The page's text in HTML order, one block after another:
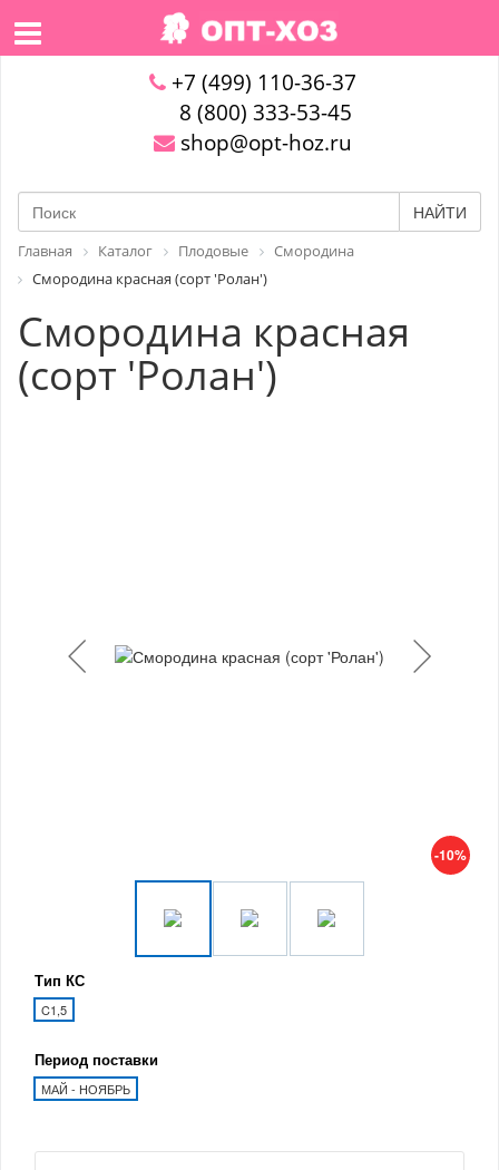
+7 (499) 110-36-37
8 (800) 333-53-45
shop@opt-hoz.ru
НАЙТИ
Главная Каталог Плодовые
Смородина
Смородина красная (сорт 'Ролан')
Смородина красная
(сорт 'Ролан')
-10%
Тип КС
C1,5
Период поставки
МАЙ - НОЯБРЬ